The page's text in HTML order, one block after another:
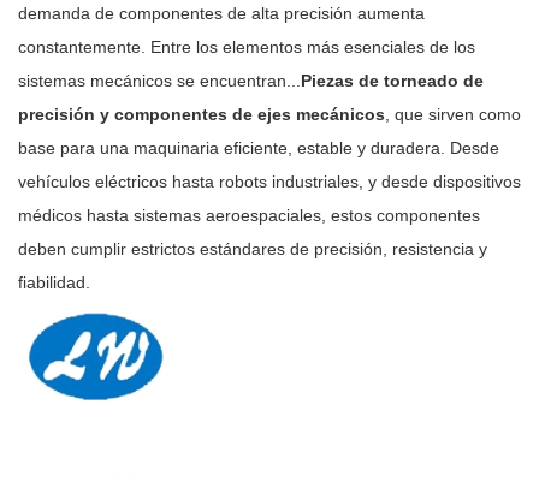
demanda de componentes de alta precisión aumenta
constantemente. Entre los elementos más esenciales de los
sistemas mecánicos se encuentran... Piezas de torneado de
precisión y componentes de ejes mecánicos , que sirven como
base para una maquinaria eficiente, estable y duradera. Desde
vehículos eléctricos hasta robots industriales, y desde dispositivos
médicos hasta sistemas aeroespaciales, estos componentes
deben cumplir estrictos estándares de precisión, resistencia y
fiabilidad.